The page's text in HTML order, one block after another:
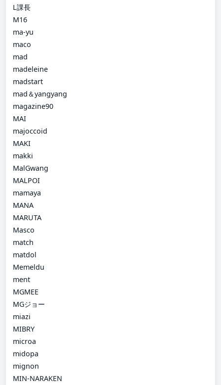
L課長
M16
ma-yu
maco
mad
madeleine
madstart
mad＆yangyang
magazine90
MAI
majoccoid
MAKI
makki
MalGwang
MALPOI
mamaya
MANA
MARUTA
Masco
match
matdol
Memeldu
ment
MGMEE
MGジョー
miazi
MIBRY
microa
midopa
mignon
MIN-NARAKEN